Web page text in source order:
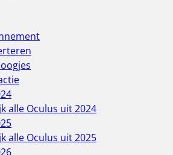
alle Oculus uit 2024
alle Oculus uit 2025